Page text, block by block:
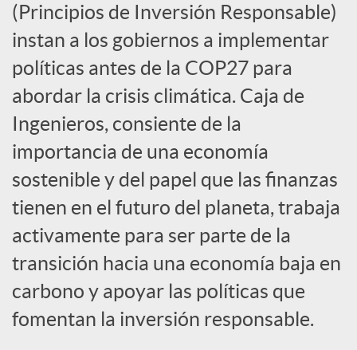
l
e
s
(Principios de Inversión Responsable)
instan a los gobiernos a implementar
políticas antes de la COP27 para
abordar la crisis climática. Caja de
Ingenieros, consiente de la
importancia de una economía
sostenible y del papel que las finanzas
tienen en el futuro del planeta, trabaja
activamente para ser parte de la
transición hacia una economía baja en
carbono y apoyar las políticas que
fomentan la inversión responsable.